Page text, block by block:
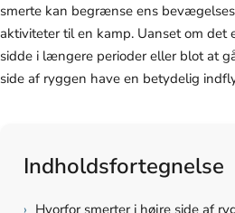
smerte kan begrænse ens
aktiviteter til en kamp. Uanset om det
sidde i længere perioder eller blot at
side af ryggen have en betydelig
Indholdsfortegnelse
› Hvorfor smerter i højre side af